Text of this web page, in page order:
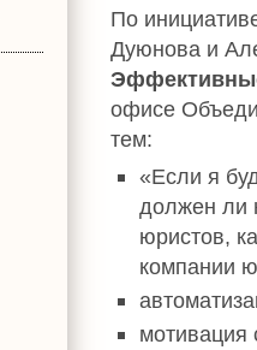
По
Дуюнова и
офисе
тем:
«Если я
должен ли
юристов,
компании
мотивация